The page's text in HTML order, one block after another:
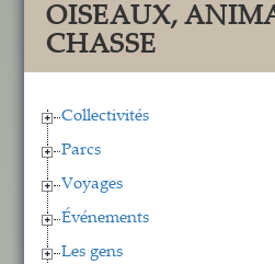
OISEAUX,
CHASSE
Collectivités
Parcs
Voyages
Événements
Les gens